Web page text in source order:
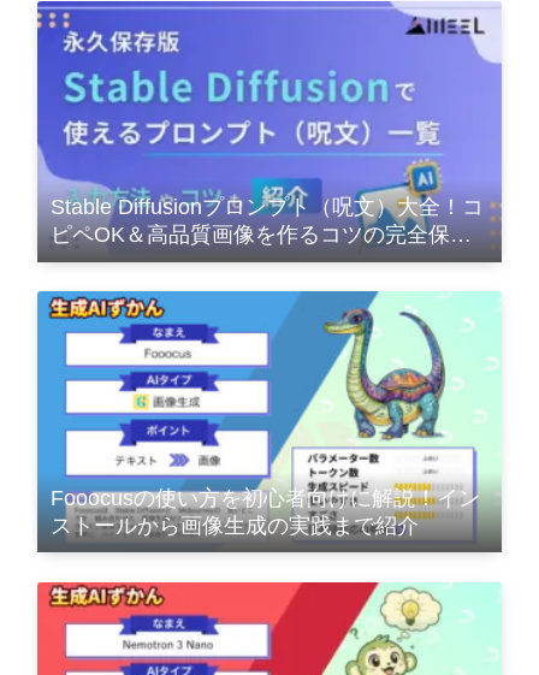
Stable Diffusionプロンプト（呪文）大全！コ
ピペOK＆高品質画像を作るコツの完全保存
版
Fooocusの使い方を初心者向けに解説！イン
ストールから画像生成の実践まで紹介